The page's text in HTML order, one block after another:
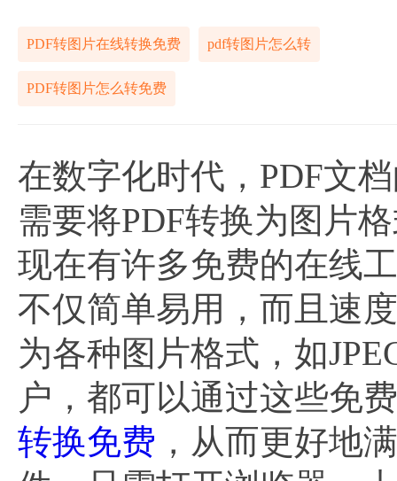
PDF转图片在线转换免费 pdf转图片怎么转
PDF转图片怎么转免费
在数字化时代，PDF文
需要将PDF转换为图片
现在有许多免费的在线
不仅简单易用，而且速
为各种图片格式，如
户，都可以通过这些免
转换免费 ，从而更好地